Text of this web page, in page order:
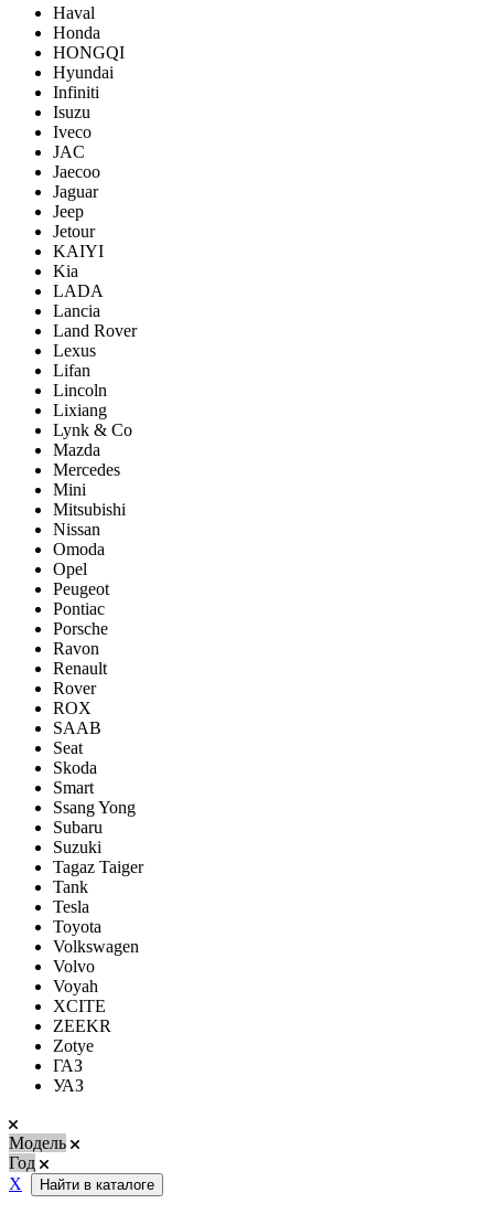
Haval
Honda
HONGQI
Hyundai
Infiniti
Isuzu
Iveco
JAC
Jaecoo
Jaguar
Jeep
Jetour
KAIYI
Kia
LADA
Lancia
Land Rover
Lexus
Lifan
Lincoln
Lixiang
Lynk & Co
Mazda
Mercedes
Mini
Mitsubishi
Nissan
Omoda
Opel
Peugeot
Pontiac
Porsсhe
Ravon
Renault
Rover
ROX
SAAB
Seat
Skoda
Smart
Ssang Yong
Subaru
Suzuki
Tagaz Taiger
Tank
Tesla
Toyota
Volkswagen
Volvo
Voyah
XCITE
ZEEKR
Zotye
ГАЗ
УАЗ
Модель
Год
Х
Найти в каталоге